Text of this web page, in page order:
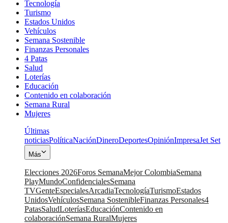
Tecnología
Turismo
Estados Unidos
Vehículos
Semana Sostenible
Finanzas Personales
4 Patas
Salud
Loterías
Educación
Contenido en colaboración
Semana Rural
Mujeres
Últimas
noticiasPolíticaNaciónDineroDeportesOpiniónImpresaJet Set
Más
Elecciones 2026Foros SemanaMejor ColombiaSemana
PlayMundoConfidencialesSemana
TVGenteEspecialesArcadiaTecnologíaTurismoEstados
UnidosVehículosSemana SostenibleFinanzas Personales4
PatasSaludLoteríasEducaciónContenido en
colaboraciónSemana RuralMujeres